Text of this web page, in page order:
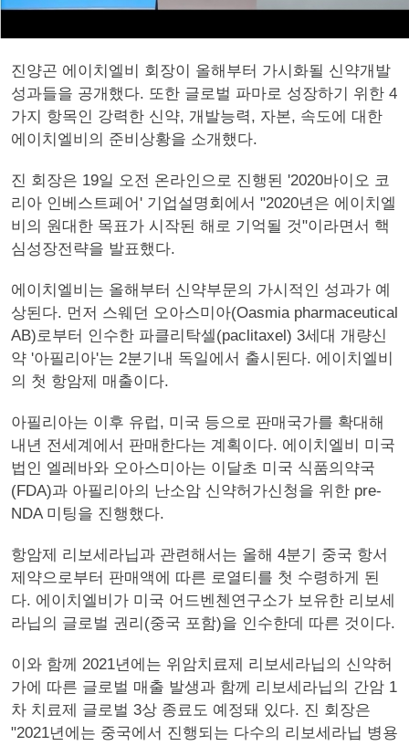
진양곤 에이치엘비 회장이 올해부터 가시화될 신약개발
성과들을 공개했다. 또한 글로벌 파마로 성장하기 위한 4
가지 항목인 강력한 신약, 개발능력, 자본, 속도에 대한
에이치엘비의 준비상황을 소개했다.
진 회장은 19일 오전 온라인으로 진행된 '2020바이오 코
리아 인베스트페어' 기업설명회에서 "2020년은 에이치엘
비의 원대한 목표가 시작된 해로 기억될 것"이라면서 핵
심성장전략을 발표했다.
에이치엘비는 올해부터 신약부문의 가시적인 성과가 예
상된다. 먼저 스웨던 오아스미아(Oasmia pharmaceutical
AB)로부터 인수한 파클리탁셀(paclitaxel) 3세대 개량신
약 '아필리아'는 2분기내 독일에서 출시된다. 에이치엘비
의 첫 항암제 매출이다.
아필리아는 이후 유럽, 미국 등으로 판매국가를 확대해
내년 전세계에서 판매한다는 계획이다. 에이치엘비 미국
법인 엘레바와 오아스미아는 이달초 미국 식품의약국
(FDA)과 아필리아의 난소암 신약허가신청을 위한 pre-
NDA 미팅을 진행했다.
항암제 리보세라닙과 관련해서는 올해 4분기 중국 항서
제약으로부터 판매액에 따른 로열티를 첫 수령하게 된
다. 에이치엘비가 미국 어드벤첸연구소가 보유한 리보세
라닙의 글로벌 권리(중국 포함)을 인수한데 따른 것이다.
이와 함께 2021년에는 위암치료제 리보세라닙의 신약허
가에 따른 글로벌 매출 발생과 함께 리보세라닙의 간암 1
차 치료제 글로벌 3상 종료도 예정돼 있다. 진 회장은
"2021년에는 중국에서 진행되는 다수의 리보세라닙 병용